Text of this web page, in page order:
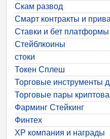
Скам развод
Смарт контракты и
Ставки и бет платформы
Стейблкоины
стоки
Токен Сплеш
Торговые инструменты
Торговые пары
Фарминг Стейкинг
Финтех
ХР компания и награды